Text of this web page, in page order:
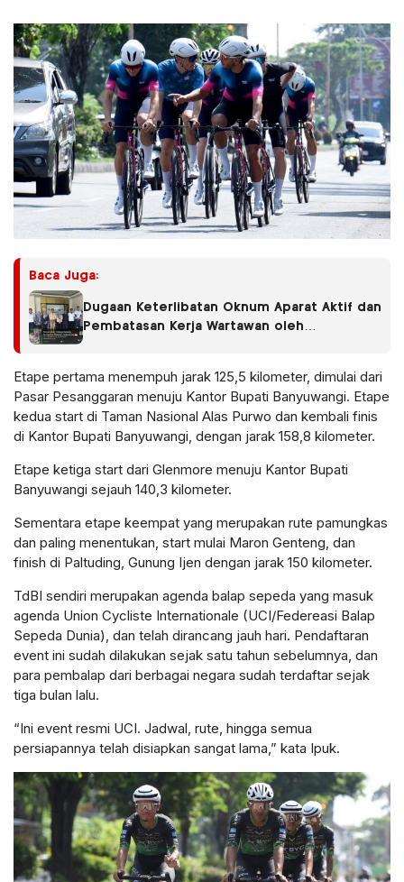
Baca Juga:
Dugaan Keterlibatan Oknum Aparat Aktif dan
Pembatasan Kerja Wartawan oleh
Fresindo Jaya
Etape pertama menempuh jarak 125,5 kilometer, dimulai dari
Pasar Pesanggaran menuju Kantor Bupati Banyuwangi. Etape
kedua start di Taman Nasional Alas Purwo dan kembali finis
di Kantor Bupati Banyuwangi, dengan jarak 158,8 kilometer.
Etape ketiga start dari Glenmore menuju Kantor Bupati
Banyuwangi sejauh 140,3 kilometer.
Sementara etape keempat yang merupakan rute pamungkas
dan paling menentukan, start mulai Maron Genteng, dan
finish di Paltuding, Gunung Ijen dengan jarak 150 kilometer.
TdBI sendiri merupakan agenda balap sepeda yang masuk
agenda Union Cycliste Internationale (UCI/Federeasi Balap
Sepeda Dunia), dan telah dirancang jauh hari. Pendaftaran
event ini sudah dilakukan sejak satu tahun sebelumnya, dan
para pembalap dari berbagai negara sudah terdaftar sejak
tiga bulan lalu.
“Ini event resmi UCI. Jadwal, rute, hingga semua
persiapannya telah disiapkan sangat lama,” kata Ipuk.